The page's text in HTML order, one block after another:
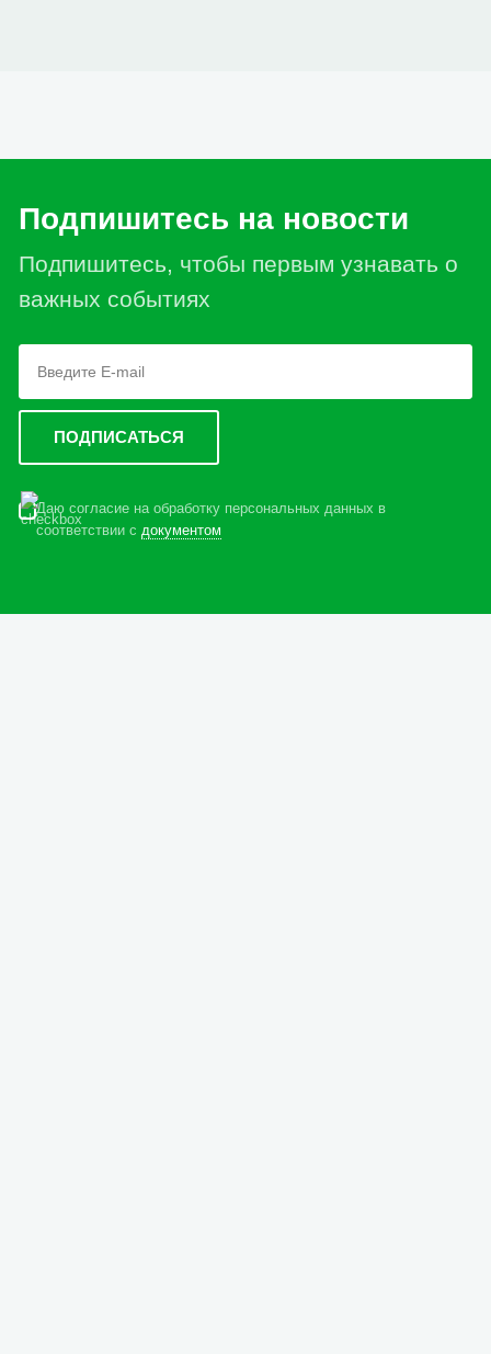
Подпишитесь на новости
Подпишитесь, чтобы первым узнавать о
важных событиях
Даю согласие на обработку персональных данных в
соответствии с документом